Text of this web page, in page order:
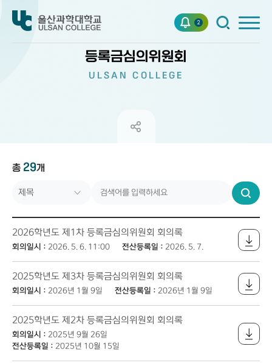
2
등록금심의위원회
ULSAN COLLEGE
총 29개
검
색
2026학년도 제1차 등록금심의위원회 회의록
회의일시 : 2026. 5. 6. 11:00 전산등록일 : 2026. 5. 7.
2025학년도 제3차 등록금심의위원회 회의록
회의일시 : 2026년 1월 9일 전산등록일 : 2026년 1월 9일
2025학년도 제2차 등록금심의위원회 회의록
회의일시 : 2025년 9월 26일
전산등록일 : 2025년 10월 15일